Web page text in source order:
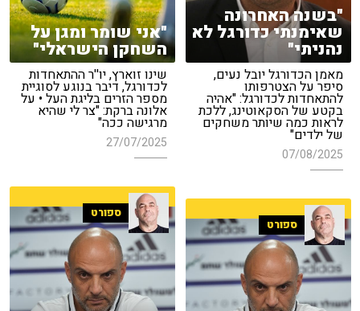
"בשנה האחרונה
שאימנתי כדורגל לא
נהניתי"
מאמן הכדורגל יובל נעים,
סיפר על הצטרפותו
להתאחדות לכדורגל: "אהיה
בקטע של הסקאוטינג, ללכת
לראות כמה שיותר משחקים
של ילדים"
07/08/2025
"אני שומר ומגן על
השחקן הישראלי"
שינו זוארץ, יו''ר ההתאחדות
לכדורגל, דיבר בנוגע לסוגיית
מספר הזרים בליגת העל • על
אלונה ברקת: "צר לי שהיא
מרגישה ככה"
27/07/2025
ספורט
ספורט